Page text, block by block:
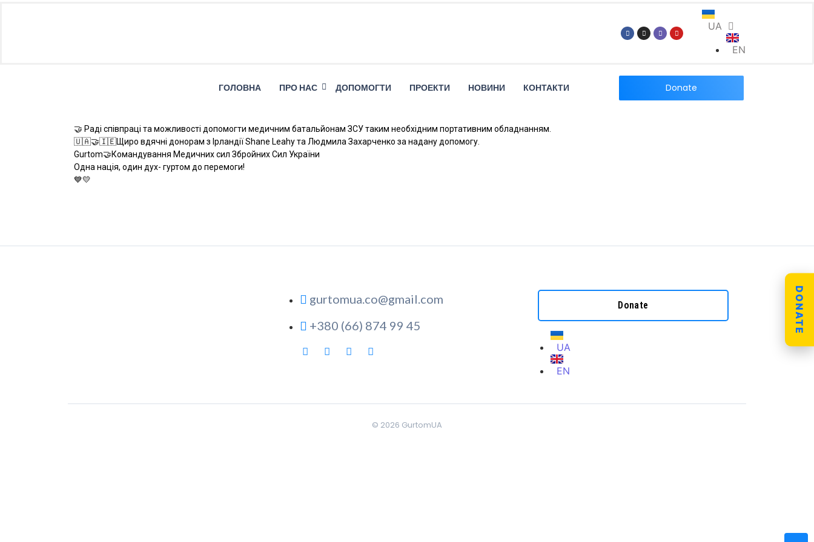
UA
EN
ГОЛОВНА ПРО НАС ДОПОМОГТИ ПРОЕКТИ НОВИНИ КОНТАКТИ Donate
🤝 Раді співпраці та можливості допомогти медичним батальйонам ЗСУ таким необхідним портативним обладнанням.
🇺🇦🤝🇮🇪Щиро вдячні донорам з Ірландії Shane Leahy та Людмила Захарченко за надану допомогу.
Gurtom🤝Командування Медичних сил Збройних Сил України
Одна нація, один дух- гуртом до перемоги!
💙💛
gurtomua.co@gmail.com
+380 (66) 874 99 45
Donate
UA
EN
© 2026 GurtomUA
DONATE